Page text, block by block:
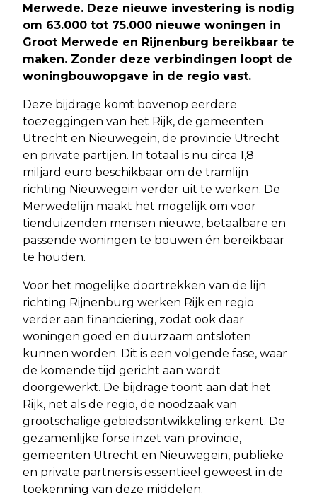
Merwede. Deze nieuwe investering is nodig
om 63.000 tot 75.000 nieuwe woningen in
Groot Merwede en Rijnenburg bereikbaar te
maken. Zonder deze verbindingen loopt de
woningbouwopgave in de regio vast.
Deze bijdrage komt bovenop eerdere
toezeggingen van het Rijk, de gemeenten
Utrecht en Nieuwegein, de provincie Utrecht
en private partijen. In totaal is nu circa 1,8
miljard euro beschikbaar om de tramlijn
richting Nieuwegein verder uit te werken. De
Merwedelijn maakt het mogelijk om voor
tienduizenden mensen nieuwe, betaalbare en
passende woningen te bouwen én bereikbaar
te houden.
Voor het mogelijke doortrekken van de lijn
richting Rijnenburg werken Rijk en regio
verder aan financiering, zodat ook daar
woningen goed en duurzaam ontsloten
kunnen worden. Dit is een volgende fase, waar
de komende tijd gericht aan wordt
doorgewerkt. De bijdrage toont aan dat het
Rijk, net als de regio, de noodzaak van
grootschalige gebiedsontwikkeling erkent. De
gezamenlijke forse inzet van provincie,
gemeenten Utrecht en Nieuwegein, publieke
en private partners is essentieel geweest in de
toekenning van deze middelen.